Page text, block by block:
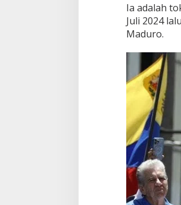
Ia adalah
Juli 2024
Maduro.